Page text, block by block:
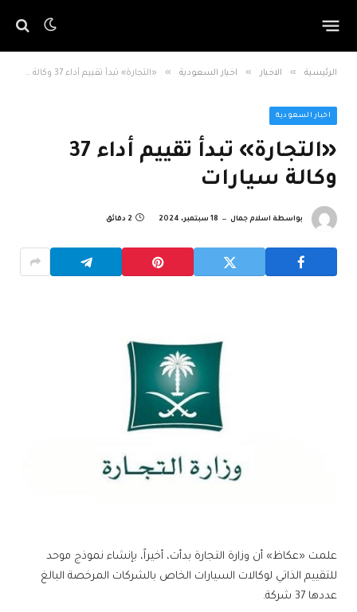
الرئيسية » الاخبار » اخبار السعودية » «التجارة» تبدأ تقييم أداء 37 وكالة سيارات
اخبار السعودية
«التجارة» تبدأ تقييم أداء 37
وكالة سيارات
بواسطة اسلام جمال 18 سبتمبر، 2024 2 دقائق
علمت «عكاظ» أن وزارة التجارة بدأت، أخيراً، بإنشاء نموذج موحد
للتقييم الذاتي لوكالات السيارات الخاص بالشركات المرخصة البالغ
عددها 37 شركة.